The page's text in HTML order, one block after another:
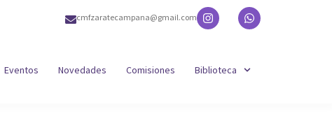
cmfzaratecampana@gmail.com
Eventos Novedades Comisiones Biblioteca